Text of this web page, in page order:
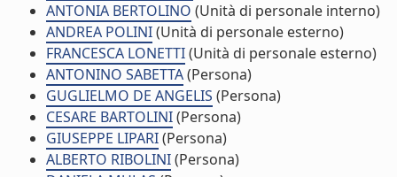
ANTONIA BERTOLINO (Unità di personale interno)
ANDREA POLINI(Unità di personale esterno)
FRANCESCA LONETTI(Unità di personale esterno)
ANTONINO SABETTA(Persona)
GUGLIELMO DE ANGELIS (Persona)
CESARE BARTOLINI(Persona)
GIUSEPPE LIPARI(Persona)
ALBERTO RIBOLINI(Persona)